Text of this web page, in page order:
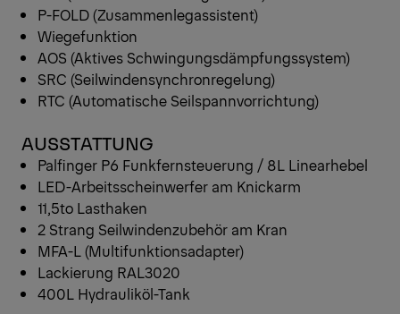
P-FOLD (Zusammenlegassistent)
Wiegefunktion
AOS (Aktives Schwingungsdämpfungssystem)
SRC (Seilwindensynchronregelung)
RTC (Automatische Seilspannvorrichtung)
AUSSTATTUNG
Palfinger P6 Funkfernsteuerung / 8L Linearhebel
LED-Arbeitsscheinwerfer am Knickarm
11,5to Lasthaken
2 Strang Seilwindenzubehör am Kran
MFA-L (Multifunktionsadapter)
Lackierung RAL3020
400L Hydrauliköl-Tank